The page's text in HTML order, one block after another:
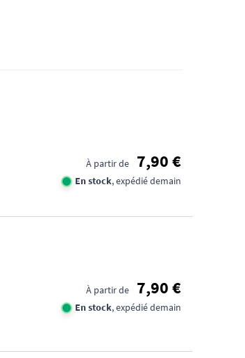
À partir de 7,90 €
En stock, expédié demain
À partir de 7,90 €
En stock, expédié demain